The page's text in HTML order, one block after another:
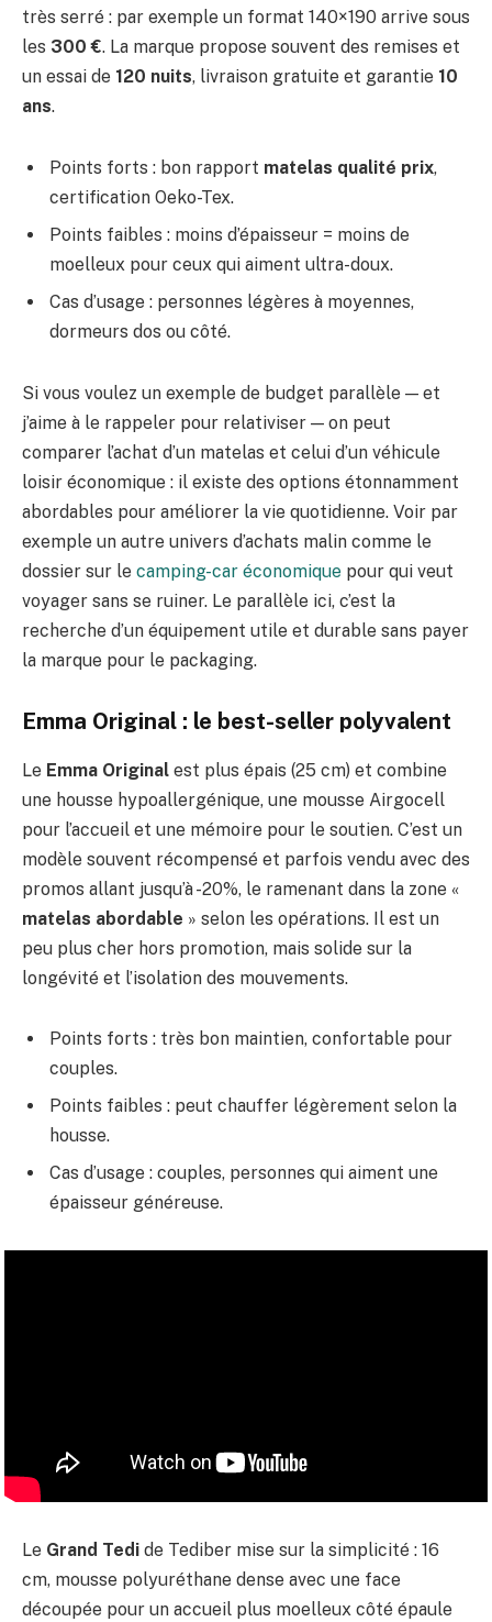
très serré : par exemple un format 140×190 arrive sous
les 300 €. La marque propose souvent des remises et
un essai de 120 nuits, livraison gratuite et garantie 10
ans.
Points forts : bon rapport matelas qualité prix,
certification Oeko-Tex.
Points faibles : moins d’épaisseur = moins de
moelleux pour ceux qui aiment ultra-doux.
Cas d’usage : personnes légères à moyennes,
dormeurs dos ou côté.
Si vous voulez un exemple de budget parallèle — et
j’aime à le rappeler pour relativiser — on peut
comparer l’achat d’un matelas et celui d’un véhicule
loisir économique : il existe des options étonnamment
abordables pour améliorer la vie quotidienne. Voir par
exemple un autre univers d’achats malin comme le
dossier sur le camping-car économique pour qui veut
voyager sans se ruiner. Le parallèle ici, c’est la
recherche d’un équipement utile et durable sans payer
la marque pour le packaging.
Emma Original : le best-seller polyvalent
Le Emma Original est plus épais (25 cm) et combine
une housse hypoallergénique, une mousse Airgocell
pour l’accueil et une mémoire pour le soutien. C’est un
modèle souvent récompensé et parfois vendu avec des
promos allant jusqu’à -20%, le ramenant dans la zone «
matelas abordable » selon les opérations. Il est un
peu plus cher hors promotion, mais solide sur la
longévité et l’isolation des mouvements.
Points forts : très bon maintien, confortable pour
couples.
Points faibles : peut chauffer légèrement selon la
housse.
Cas d’usage : couples, personnes qui aiment une
épaisseur généreuse.
Le Grand Tedi de Tediber mise sur la simplicité : 16
cm, mousse polyuréthane dense avec une face
découpée pour un accueil plus moelleux côté épaule